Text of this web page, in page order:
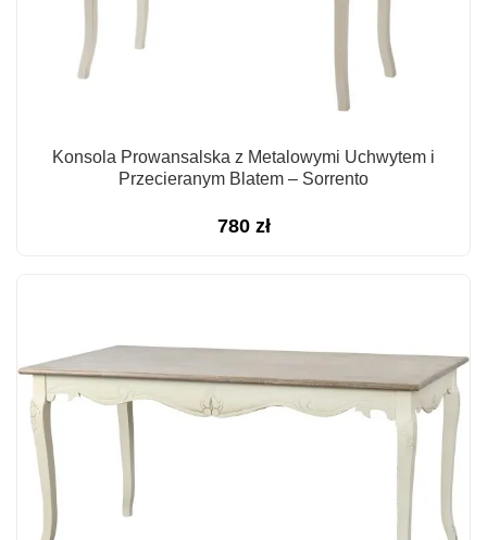
Konsola Prowansalska z Metalowymi Uchwytem i
Przecieranym Blatem – Sorrento
780 zł